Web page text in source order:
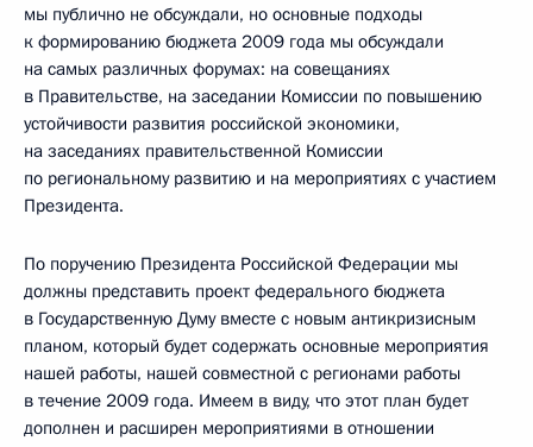
мы публично не обсуждали, но основные подходы
к формированию бюджета 2009 года мы обсуждали
на самых различных форумах: на совещаниях
в Правительстве, на заседании Комиссии по повышению
устойчивости развития российской экономики,
на заседаниях правительственной Комиссии
по региональному развитию и на мероприятиях с участием
Президента.
По поручению Президента Российской Федерации мы
должны представить проект федерального бюджета
в Государственную Думу вместе с новым антикризисным
планом, который будет содержать основные мероприятия
нашей работы, нашей совместной с регионами работы
в течение 2009 года. Имеем в виду, что этот план будет
дополнен и расширен мероприятиями в отношении